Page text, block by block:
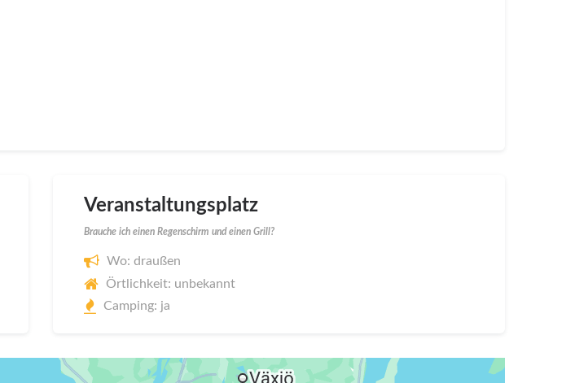
Veranstaltungsplatz
Brauche ich einen Regenschirm und einen Grill?
Wo: draußen
Örtlichkeit: unbekannt
Camping: ja